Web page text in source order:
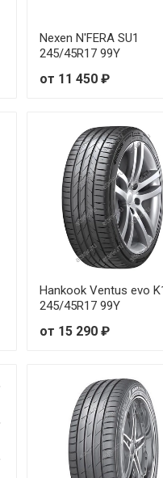
от 8 170 ₽
от 8 530 ₽
от 8 550 ₽
от 8 880 ₽
от 7 360 ₽
от 8 540 ₽
от 11 830 ₽
от 8 970 ₽
от 10 010 ₽
от 9 610 ₽
Nexen N'FERA SU1
245/45R17 99Y
от 11 450 ₽
Hankook Ventus evo
245/45R17 99Y
от 15 290 ₽